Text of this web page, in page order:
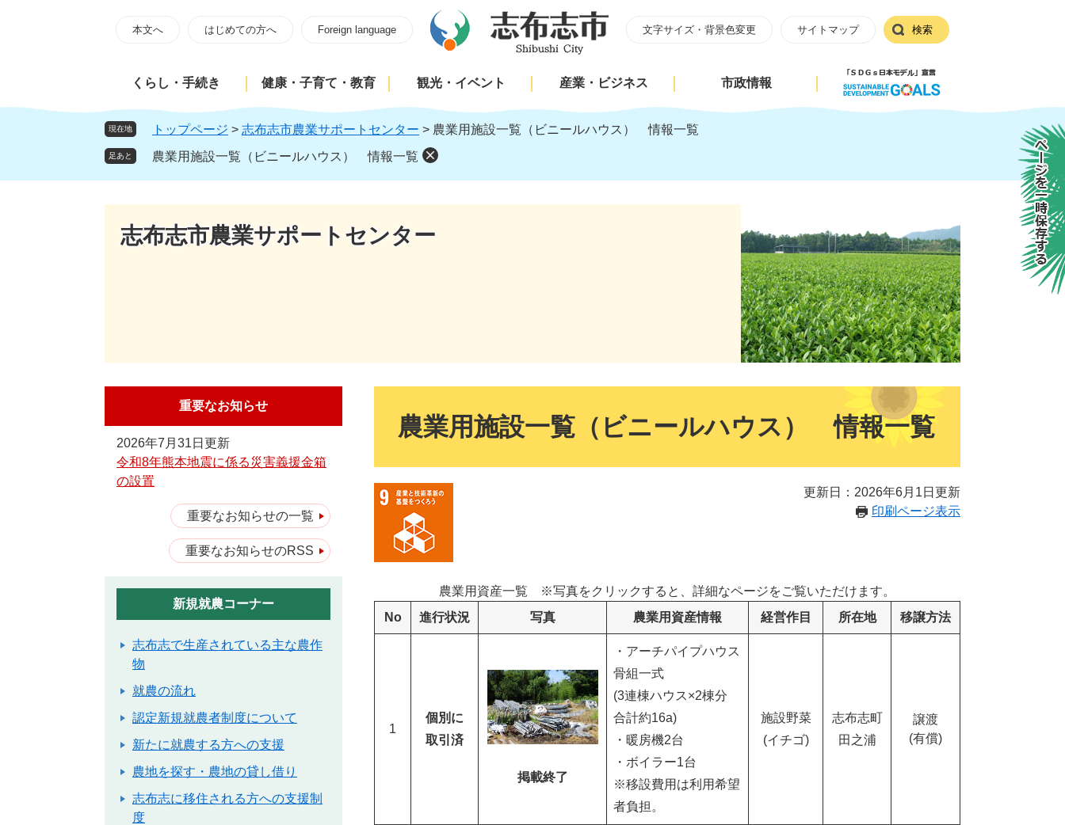
頭
飛
本
本文へ はじめての方へ Foreign language 文字サイズ・背景色変更 サイトマップ 検索
くらし・手続き 健康・子育て・教育 観光・イベント 産業・ビジネス 市政情報
現在地 トップページ > 志布志市農業サポートセンター > 農業用施設一覧（ビニールハウス） 情報一覧
足あと 農業用施設一覧（ビニールハウス） 情報一覧
志布志市農業サポートセンター
農業用施設一覧（ビニールハウス） 情報一覧
更新日：2026年6月1日更新
印刷ページ表示
農業用資産一覧 ※写真をクリックすると、詳細なページをご覧いただけます。
No
進行状況 写真 農業用資産情報 経営作目 所在地 移譲方法
1
個別に
取引済
掲載終了
・アーチパイプハウス
骨組一式
(3連棟ハウス×2棟分
合計約16a)
・暖房機2台
・ボイラー1台
​※移設費用は利用希望
者負担。
施設野菜
(イチゴ)
志布志町
田之浦
譲渡
(有償)
重要なお知らせ
2026年7月31日更新
令和8年熊本地震に係る災害義援金箱
の設置
重要なお知らせの一覧
重要なお知らせのRSS
新規就農コーナー
志布志で生産されている主な農作
物
就農の流れ
認定新規就農者制度について
新たに就農する方への支援
農地を探す・農地の貸し借り
志布志に移住される方への支援制
度
ページを一時保存する